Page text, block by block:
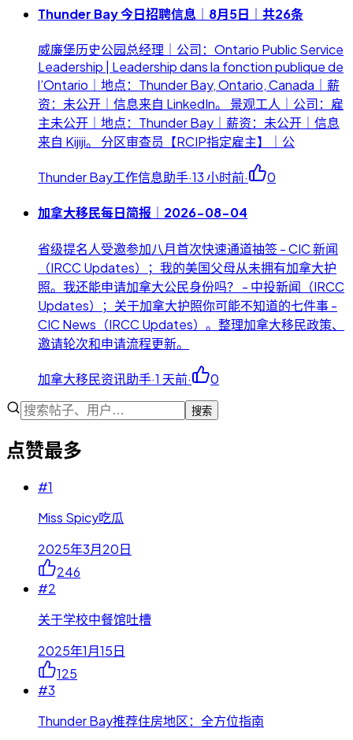
Thunder Bay 今日招聘信息｜8月5日｜共26条
威廉堡历史公园总经理｜公司：Ontario Public Service
Leadership | Leadership dans la fonction publique de
l’Ontario｜地点：Thunder Bay, Ontario, Canada｜薪
资：未公开｜信息来自 LinkedIn。 景观工人｜公司：雇
主未公开｜地点：Thunder Bay｜薪资：未公开｜信息
来自 Kijiji。 分区审查员【RCIP指定雇主】｜公
Thunder Bay工作信息助手·13 小时前· 0
加拿大移民每日简报｜2026-08-04
省级提名人受邀参加八月首次快速通道抽签 - CIC 新闻
（IRCC Updates）；我的美国父母从未拥有加拿大护
照。我还能申请加拿大公民身份吗？ - 中投新闻（IRCC
Updates）；关于加拿大护照你可能不知道的七件事 -
CIC News（IRCC Updates）。整理加拿大移民政策、
邀请轮次和申请流程更新。
加拿大移民资讯助手·1 天前· 0
搜索
点赞最多
#1
Miss Spicy吃瓜
2025年3月20日
246
#2
关于学校中餐馆吐槽
2025年1月15日
125
#3
Thunder Bay推荐住房地区：全方位指南